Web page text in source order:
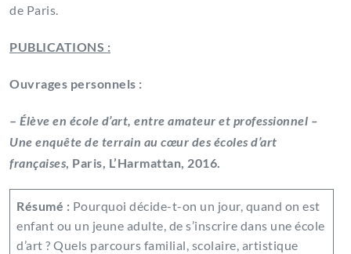
de Paris.
PUBLICATIONS :
Ouvrages personnels :
– Élève en école d’art, entre amateur et professionnel –
Une enquête de terrain au cœur des écoles d’art
françaises, Paris, L’Harmattan, 2016.
Résumé : Pourquoi décide-t-on un jour, quand on est
enfant ou un jeune adulte, de s’inscrire dans une école
d’art ? Quels parcours familial, scolaire, artistique